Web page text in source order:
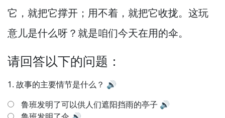
它， 就把它撑开；用不着， 就把它收拢。 这玩
意儿是什么呀？就是咱们今天在用的伞。
请回答以下的问题：
1. 故事的主要情节是什么？ 🔊
鲁班发明了可以供人们遮阳挡雨的亭子 🔊